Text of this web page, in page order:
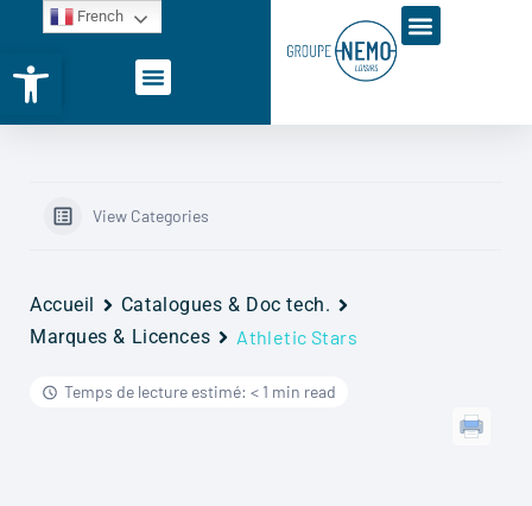
Ouvrir la barre d’outils
View Categories
Accueil
Catalogues & Doc tech.
Marques & Licences
Athletic Stars
Temps de lecture estimé: < 1 min read
French